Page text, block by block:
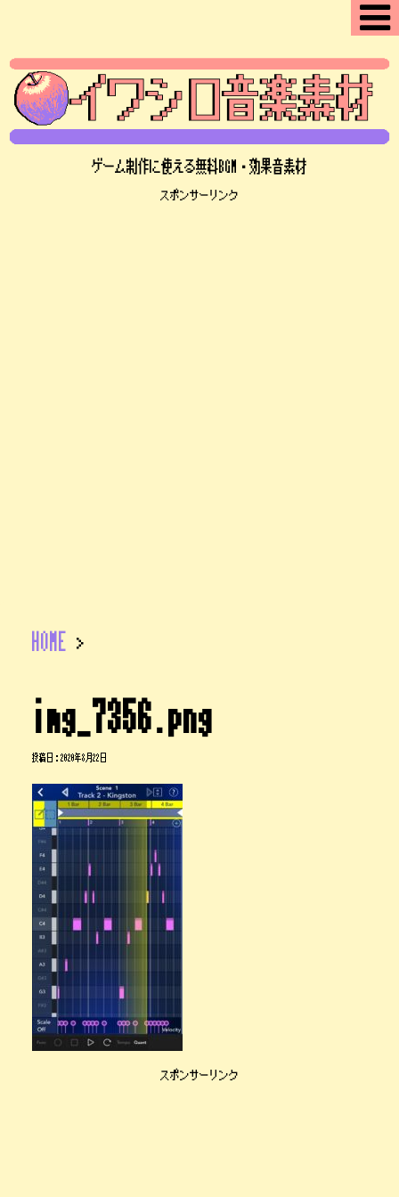
ゲーム制作に使える無料BGM・効果音素材
スポンサーリンク
HOME >
img_7356.png
投稿日： 2020年8月22日
スポンサーリンク